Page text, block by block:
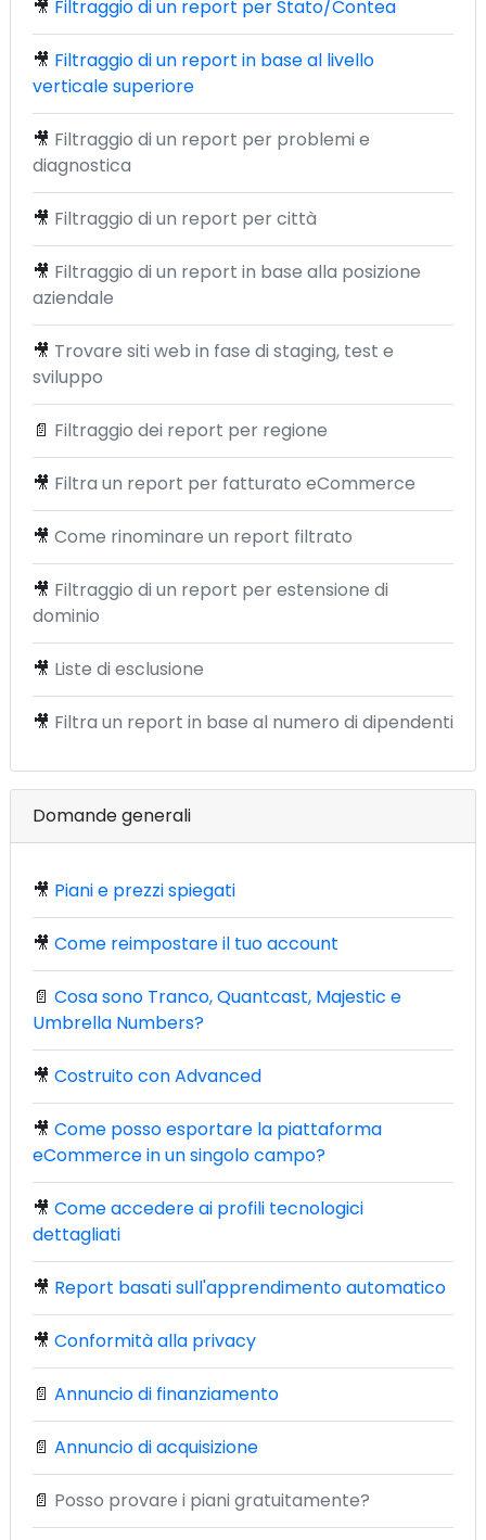
🎥 Filtraggio di un report per Stato/Contea
🎥 Filtraggio di un report in base al livello
verticale superiore
🎥 Filtraggio di un report per problemi e
diagnostica
🎥 Filtraggio di un report per città
🎥 Filtraggio di un report in base alla posizione
aziendale
🎥 Trovare siti web in fase di staging, test e
sviluppo
📄 Filtraggio dei report per regione
🎥 Filtra un report per fatturato eCommerce
🎥 Come rinominare un report filtrato
🎥 Filtraggio di un report per estensione di
dominio
🎥 Liste di esclusione
🎥 Filtra un report in base al numero di dipendenti
Domande generali
🎥 Piani e prezzi spiegati
🎥 Come reimpostare il tuo account
📄 Cosa sono Tranco, Quantcast, Majestic e
Umbrella Numbers?
🎥 Costruito con Advanced
🎥 Come posso esportare la piattaforma
eCommerce in un singolo campo?
🎥 Come accedere ai profili tecnologici
dettagliati
🎥 Report basati sull'apprendimento automatico
🎥 Conformità alla privacy
📄 Annuncio di finanziamento
📄 Annuncio di acquisizione
📄 Posso provare i piani gratuitamente?